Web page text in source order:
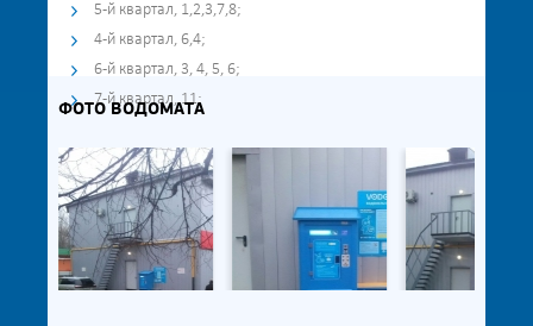
5-й квартал, 1,2,3,7,8;
4-й квартал, 6,4;
6-й квартал, 3, 4, 5, 6;
7-й квартал, 11;
ФОТО ВОДОМАТА